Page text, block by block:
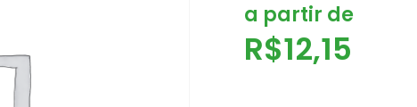
a partir de
R$12,15